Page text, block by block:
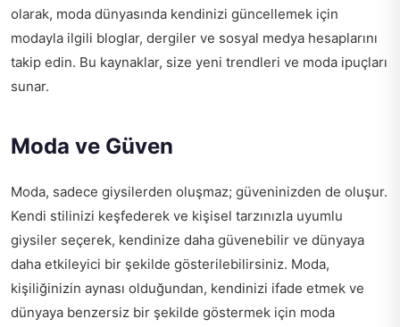
olarak, moda dünyasında kendinizi güncellemek için
modayla ilgili bloglar, dergiler ve sosyal medya hesaplarını
takip edin. Bu kaynaklar, size yeni trendleri ve moda ipuçları
sunar.
Moda ve Güven
Moda, sadece giysilerden oluşmaz; güveninizden de oluşur.
Kendi stilinizi keşfederek ve kişisel tarzınızla uyumlu
giysiler seçerek, kendinize daha güvenebilir ve dünyaya
daha etkileyici bir şekilde gösterilebilirsiniz. Moda,
kişiliğinizin aynası olduğundan, kendinizi ifade etmek ve
dünyaya benzersiz bir şekilde göstermek için moda